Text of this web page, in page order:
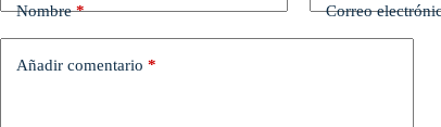
Nombre* Correo
Añadir comentario *